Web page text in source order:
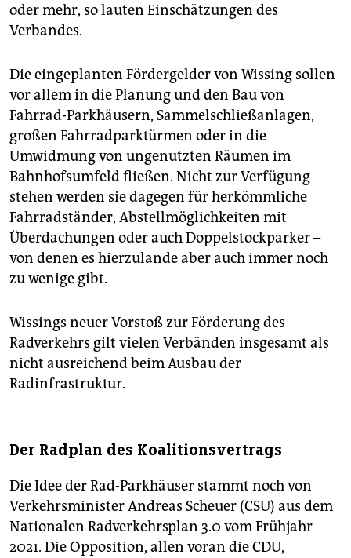
oder mehr, so lauten Einschätzungen des
Verbandes.
Die eingeplanten Fördergelder von Wissing sollen
vor allem in die Planung und den Bau von
Fahrrad-Parkhäusern, Sammelschließanlagen,
großen Fahrradparktürmen oder in die
Umwidmung von ungenutzten Räumen im
Bahnhofsumfeld fließen. Nicht zur Verfügung
stehen werden sie dagegen für herkömmliche
Fahrradständer, Abstellmöglichkeiten mit
Überdachungen oder auch Doppelstockparker –
von denen es hierzulande aber auch immer noch
zu wenige gibt.
Wissings neuer Vorstoß zur Förderung des
Radverkehrs gilt vielen Verbänden insgesamt als
nicht ausreichend beim Ausbau der
Radinfrastruktur.
Der Radplan des Koalitionsvertrags
Die Idee der Rad-Parkhäuser stammt noch von
Verkehrsminister Andreas Scheuer (CSU) aus dem
Nationalen Radverkehrsplan 3.0 vom Frühjahr
2021. Die Opposition, allen voran die CDU,